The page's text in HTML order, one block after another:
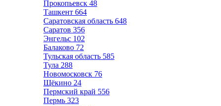
Прокопьевск 48
Ташкент 664
Саратовская область 648
Саратов 356
Энгельс 102
Балаково 72
Тульская область 585
Тула 288
Новомосковск 76
Щёкино 24
Пермский край 556
Пермь 323